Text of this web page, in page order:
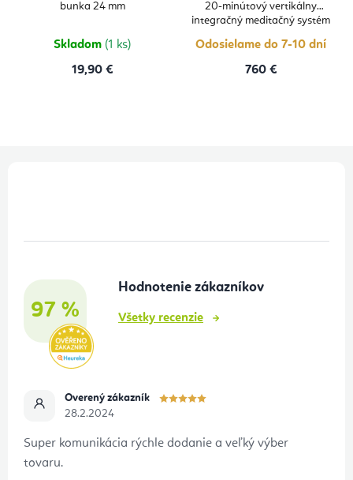
bunka 24 mm
Skladom (1 ks)
19,90 €
20-minútový vertikálny
integračný meditačný systém
Odosielame do 7-10 dní
760 €
97 %
Hodnotenie zákazníkov
Všetky recenzie
Overený zákazník
28.2.2024
Super komunikácia rýchle dodanie a veľký výber
tovaru.